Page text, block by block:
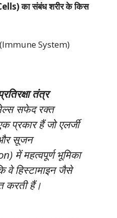
का संबंध शरीर के किस
(Immune System)
तंत्र
सफेद रक्त
प्रकार हैं जो एलर्जी
सूजन
में महत्वपूर्ण भूमिका
वे हिस्टामाइन जैसे
करती हैं।